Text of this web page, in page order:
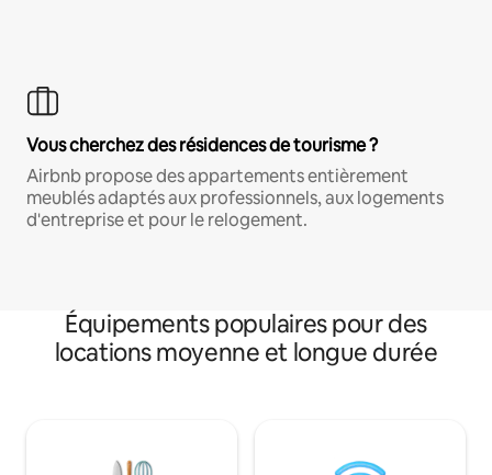
Vous cherchez des résidences de tourisme ?
Airbnb propose des appartements entièrement
meublés adaptés aux professionnels, aux logements
d'entreprise et pour le relogement.
Équipements populaires pour des
locations moyenne et longue durée